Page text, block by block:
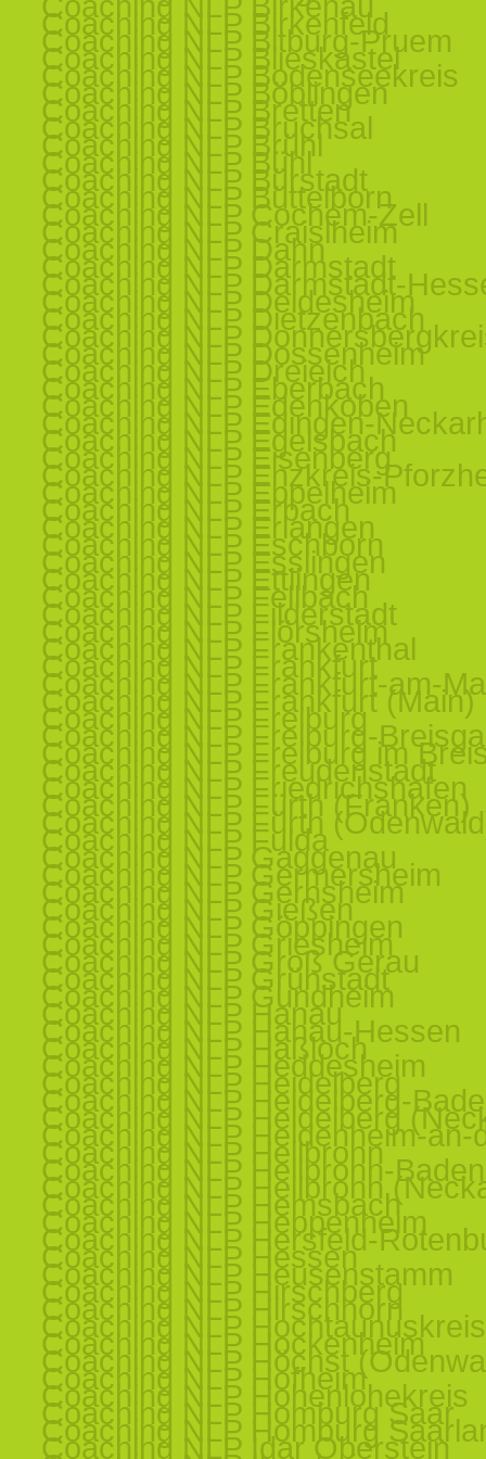
Coaching NLP Birkenfeld
Coaching NLP Bitburg-Pruem
Coaching NLP Blieskastel
Coaching NLP Bodenseekreis
Coaching NLP Böblingen
Coaching NLP Bretten
Coaching NLP Bruchsal
Coaching NLP Brühl
Coaching NLP Bühl
Coaching NLP Bürstadt
Coaching NLP Büttelborn
Coaching NLP Cochem-Zell
Coaching NLP Craislheim
Coaching NLP Dahn
Coaching NLP Darmstadt
Coaching NLP Darmstadt-
Coaching NLP Deidesheim
Coaching NLP Dietzenbach
Coaching NLP
Coaching NLP Dossenheim
Coaching NLP Dreieich
Coaching NLP Eberbach
Coaching NLP Edenkoben
Coaching NLP Edingen-
Coaching NLP Egelsbach
Coaching NLP Eisenberg
Coaching NLP Enzkreis-
Coaching NLP Eppelheim
Coaching NLP Erbach
Coaching NLP Erlangen
Coaching NLP Eschborn
Coaching NLP Esslingen
Coaching NLP Ettlingen
Coaching NLP Fellbach
Coaching NLP Filderstadt
Coaching NLP Flörsheim
Coaching NLP Frankenthal
Coaching NLP Frankfurt
Coaching NLP Frankfurt-am-
Coaching NLP Frankfurt (Main)
Coaching NLP Freiburg
Coaching NLP Freiburg-
Coaching NLP Freiburg im
Coaching NLP Freudenstadt
Coaching NLP Friedrichshafen
Coaching NLP Fürth (Franken)
Coaching NLP Fürth
Coaching NLP Fulda
Coaching NLP Gaggenau
Coaching NLP Germersheim
Coaching NLP Gernsheim
Coaching NLP Gießen
Coaching NLP Göppingen
Coaching NLP Griesheim
Coaching NLP Groß Gerau
Coaching NLP Grünstadt
Coaching NLP Gundheim
Coaching NLP Hanau
Coaching NLP Hanau-Hessen
Coaching NLP Haßloch
Coaching NLP Heddesheim
Coaching NLP Heidelberg
Coaching NLP Heidelberg-
Coaching NLP Heidelberg
Coaching NLP Heidenheim-an-
Coaching NLP Heilbronn
Coaching NLP Heilbronn-Baden
Coaching NLP Heilbronn
Coaching NLP Hemsbach
Coaching NLP Heppenheim
Coaching NLP Hersfeld-
Coaching NLP Hessen
Coaching NLP Heusenstamm
Coaching NLP Hirschberg
Coaching NLP Hirschhorn
Coaching NLP Hochtaunuskreis
Coaching NLP Hockenheim
Coaching NLP Höchst
Coaching NLP Hofheim
Coaching NLP Hohenlohekreis
Coaching NLP Homburg Saar
Coaching NLP Homburg
Coaching NLP Idar Oberstein